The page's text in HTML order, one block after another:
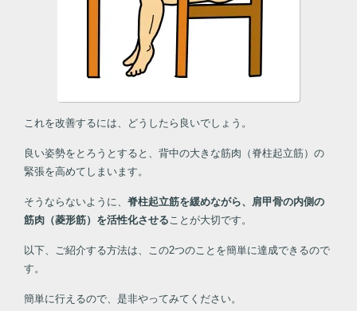
これを改善するには、どうしたら良いでしょう。
良い姿勢をとろうとすると、背中の大きな筋肉（脊柱起立筋）の
緊張を高めてしまいます。
そうならないように、 脊柱起立筋を緩めながら、肩甲骨の内側の
筋肉（菱形筋）を活性化させることが大切です。
以下、ご紹介する方法は、この2つのことを簡単に達成できるので
す。
簡単に行えるので、是非やってみてください。